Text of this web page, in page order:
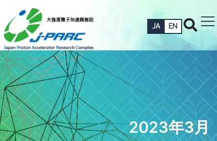
JA EN
2023年3月